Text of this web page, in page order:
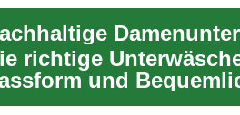
richtige
und